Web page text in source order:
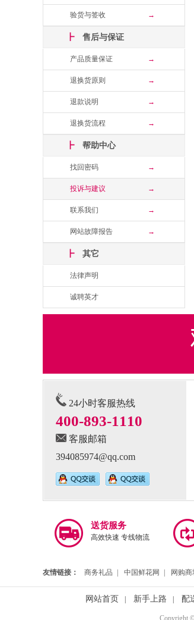
验货与签收 →
┣售后与保证
产品质量保证 →
退换货原则 →
退款说明 →
退换货流程 →
┣帮助中心
找回密码 →
投诉与建议 →
联系我们 →
网站故障报告 →
┣其它
法律声明
诚聘英才
24小时客服热线
400-893-1110
客服邮箱
394085974@qq.com
送货服务
高效快速 专线物流
友情链接： 商务礼品 中国鲜花网 网购商
网站首页 新手上路 配
Copyright